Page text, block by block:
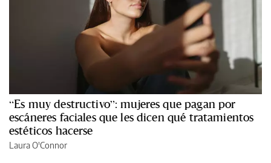
“Es muy destructivo”: mujeres que pagan por
escáneres faciales que les dicen qué tratamientos
estéticos hacerse
Laura O'Connor